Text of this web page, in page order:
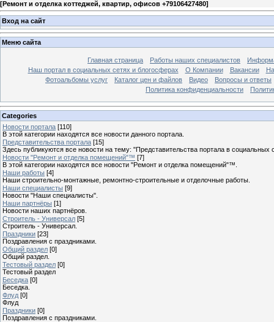
[Ремонт и отделка коттеджей, квартир, офисов +79106427480]
Вход на сайт
Меню сайта
Главная страница Работы наших специалистов
Наш портал в социальных сетях и блогосферах
О Компании Вакансии
Фотоальбомы услуг
Каталог цен и файлов Видео
Вопросы и ответы
Политика конфиденциальности
Categories
Новости портала [110]
В этой категории находятся все новости данного портала.
Представительства портала [15]
Здесь публикуются все новости на тему: "Представительства портала в социальных
Новости "Ремонт и отделка помещений"™ [7]
В этой категории находятся все новости "Ремонт и отделка помещений"™.
Наши работы [4]
Наши строительно-монтажные, ремонтно-строительные и отделочные работы.
Наши специалисты [9]
Новости "Наши специалисты".
Наши партнёры [1]
Новости наших партнёров.
Строитель - Универсал [5]
Строитель - Универсал.
Праздники [23]
Поздравления с праздниками.
Общий раздел [0]
Общий раздел.
Тестовый раздел [0]
Тестовый раздел
Беседка [0]
Беседка.
Флуд [0]
Флуд
Праздники [0]
Поздравления с праздниками.